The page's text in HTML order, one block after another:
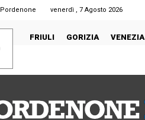
Pordenone venerdì , 7 Agosto 2026
FRIULI GORIZIA VENEZIA